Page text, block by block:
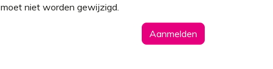
moet niet worden gewijzigd.